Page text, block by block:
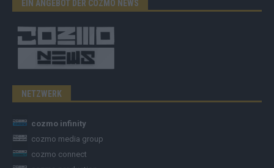
EIN ANGEBOT DER COZMO NEWS
NETZWERK
cozmo infinity
cozmo media group
cozmo connect